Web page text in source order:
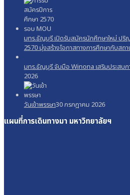
มทร.ธัญบุรี เปิดรับสมัครนักศึกษาใหม่ ปริ
2570 มุ่งสร้างโอกาสทางการศึกษากับสถ
มทร.ธัญบุรี จับมือ Winona เสริมประสบ
2026
วันเข้าพรรษา30 กรกฎาคม 2026
แผนที่การเดินทางมา มหาวิทยาลัยฯ